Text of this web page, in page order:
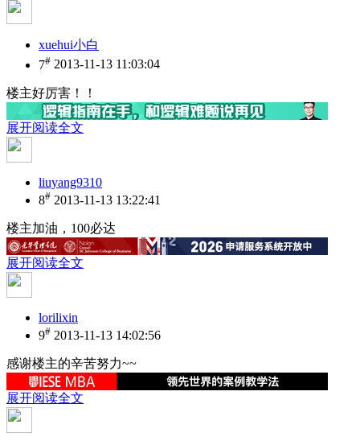
xuehui小白
7# 2013-11-13 11:03:04
楼主好厉害！！
展开阅读全文
liuyang9310
8# 2013-11-13 13:22:41
楼主加油，100必达
展开阅读全文
lorilixin
9# 2013-11-13 14:02:56
感谢楼主的辛苦努力~~
展开阅读全文